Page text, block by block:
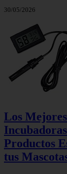
30/05/2026
Los
Productos
tus